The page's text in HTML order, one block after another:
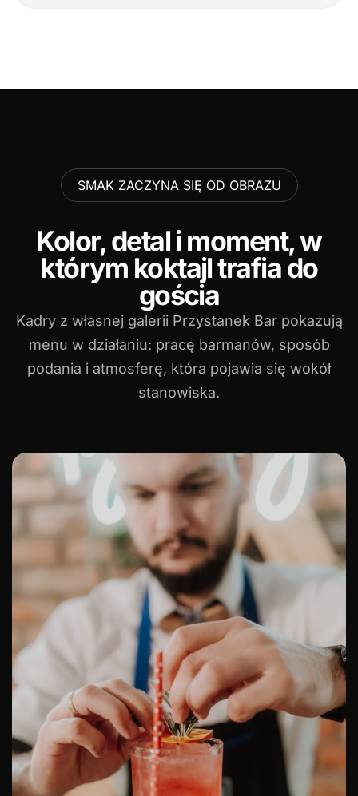
SMAK ZACZYNA SIĘ OD OBRAZU
Kolor, detal i moment, w
którym koktajl trafia do
gościa
Kadry z własnej galerii Przystanek Bar pokazują
menu w działaniu: pracę barmanów, sposób
podania i atmosferę, która pojawia się wokół
stanowiska.